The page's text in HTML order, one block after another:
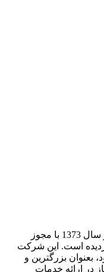
شركت كامپيوتر هوشمند سهامي خاص در سال 1373 با مجوز
است. اين شركت
فعاليت خود، بعنوان بزرگترين و
در ارائه خدمات